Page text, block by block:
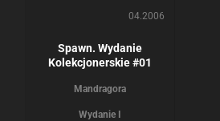
04.2006
Spawn. Wydanie
Kolekcjonerskie #01
Mandragora
Wydanie I